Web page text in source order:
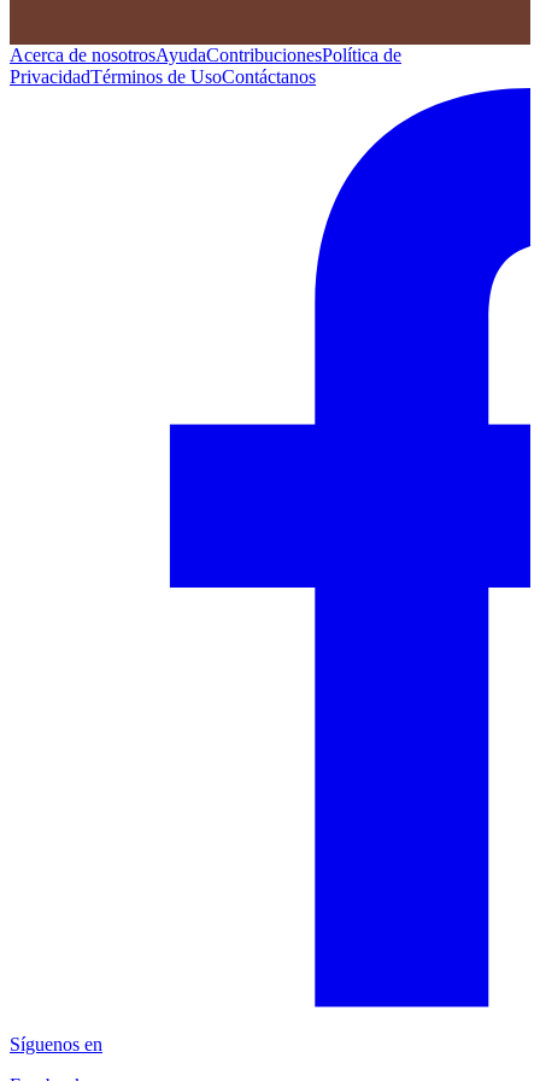
Acerca de nosotrosAyudaContribucionesPolítica de
PrivacidadTérminos de UsoContáctanos
Síguenos en